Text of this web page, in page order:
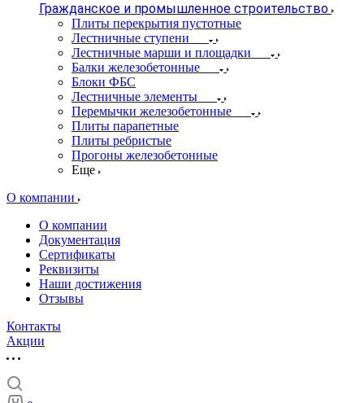
Гражданское и промышленное строительство
Плиты перекрытия пустотные
Лестничные ступени
Лестничные марши и площадки
Балки железобетонные
Блоки ФБС
Лестничные элементы
Перемычки железобетонные
Плиты парапетные
Плиты ребристые
Прогоны железобетонные
Еще
О компании
О компании
Документация
Сертификаты
Реквизиты
Наши достижения
Отзывы
Контакты
Акции